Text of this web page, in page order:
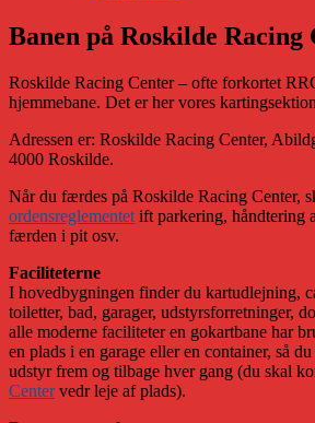
Banen på Roskilde Racing
Roskilde Racing Center – ofte forkortet
hjemmebane. Det er her vores
Adressen er: Roskilde Racing Center,
4000 Roskilde.
Når du færdes på Roskilde Racing Center,
ordensreglementet ift parkering, håndtering
færden i pit osv.
Faciliteterne
I hovedbygningen finder du kartudlejning,
toiletter, bad, garager, udstyrsforretninger,
alle moderne faciliteter en gokartbane har
en plads i en garage eller en container, så
udstyr frem og tilbage hver gang (du skal
Centervedr leje af plads).